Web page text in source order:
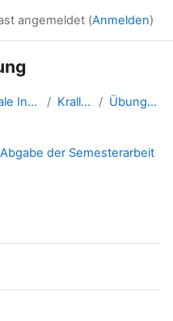
angemeldet (Anmelden)
Digitale Information - SS 2015... Krallinger Martina Übungen zur Gestaltung
Abgabe der Semesterarbeit